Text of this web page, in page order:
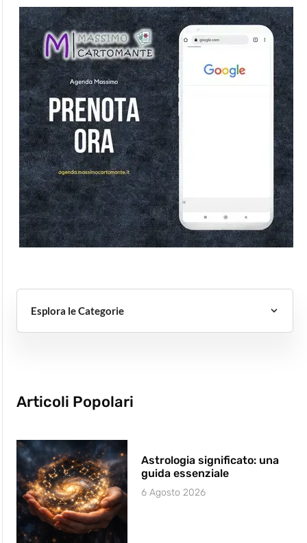
Esplora le Categorie
Articoli Popolari
Astrologia significato: una
guida essenziale
6 Agosto 2026